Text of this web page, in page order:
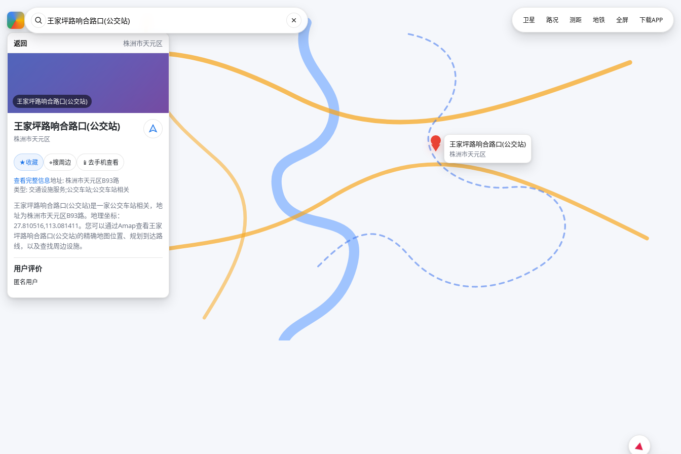
返回 株洲市天元区
王家坪路响合路口(公交站)
王家坪路响合路口(公交站)
株洲市天元区
★收藏 ⌖搜周边 📱 去手机查看
查看完整信息地址: 株洲市天元区B93路
类型: 交通设施服务;公交车站;公交车站相关
王家坪路响合路口(公交站)是一家公交车站相关，地
址为株洲市天元区B93路。地理坐标：
27.810516,113.081411。您可以通过Amap查看王家
坪路响合路口(公交站)的精确地图位置、规划到达路
线，以及查找周边设施。
用户评价
匿名用户
王家坪路响合路口(公交站)
株洲市天元区
卫星 路况 测距 地铁 全屏 下载APP